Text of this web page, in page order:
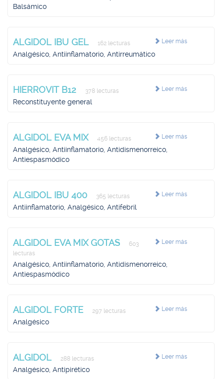
Balsámico
Leer más
ALGIDOL IBU GEL 162 lecturas
Analgésico, Antiinflamatorio, Antirreumático
Leer más
HIERROVIT B12 378 lecturas
Reconstituyente general
Leer más
ALGIDOL EVA MIX 456 lecturas
Analgésico, Antiinflamatorio, Antidismenorreico,
Antiespasmódico
Leer más
ALGIDOL IBU 400 365 lecturas
Antiinflamatorio, Analgésico, Antifebril
Leer más
ALGIDOL EVA MIX GOTAS
603
lecturas
Analgésico, Antiinflamatorio, Antidismenorreico,
Antiespasmódico
Leer más
ALGIDOL FORTE 297 lecturas
Analgésico
Leer más
ALGIDOL 288 lecturas
Analgésico, Antipirético